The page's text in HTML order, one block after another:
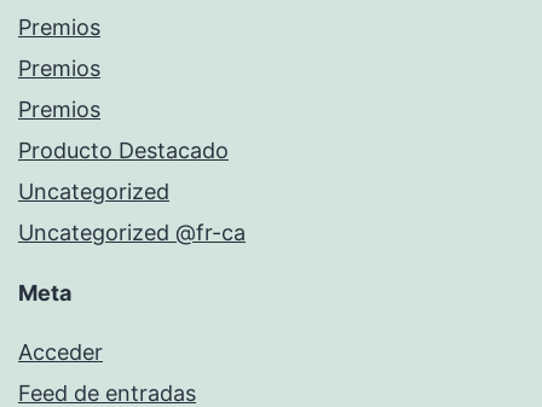
Premios
Premios
Premios
Producto Destacado
Uncategorized
Uncategorized @fr-ca
Meta
Acceder
Feed de entradas